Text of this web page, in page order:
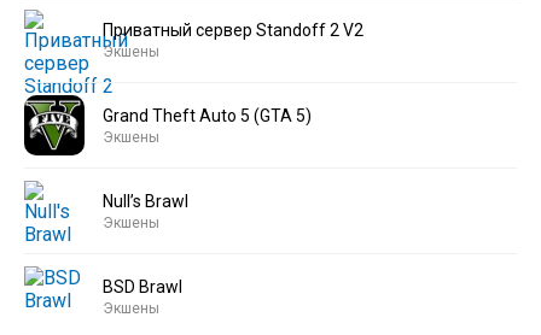
Приватный сервер Standoff 2 V2
Экшены
Grand Theft Auto 5 (GTA 5)
Экшены
Null’s Brawl
Экшены
BSD Brawl
Экшены